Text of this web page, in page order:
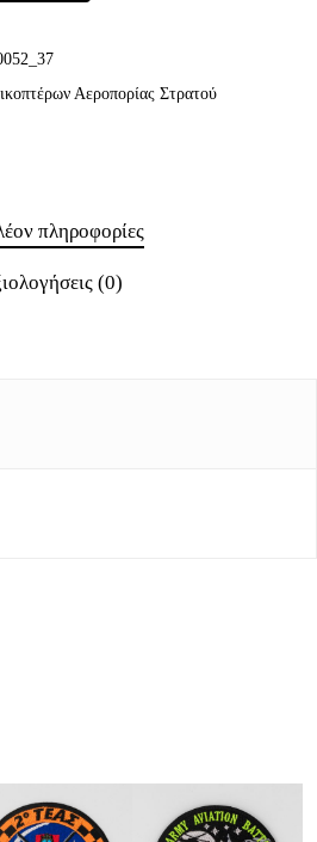
Αεροπορίας Στρατού
πληροφορίες
(0)